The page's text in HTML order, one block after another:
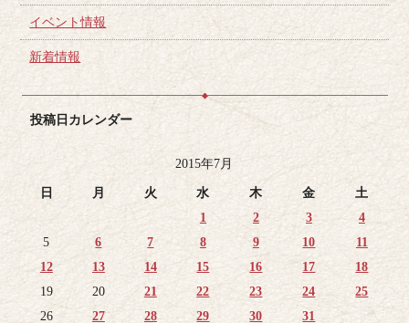
イベント情報
新着情報
投稿日カレンダー
2015年7月
日 月 火 水 木 金
土
1
2 3
4
5
6 7 8 9 10
11
12
13 14 15 16 17
18
19
20 21 22 23 24
25
26
27 28 29 30 31